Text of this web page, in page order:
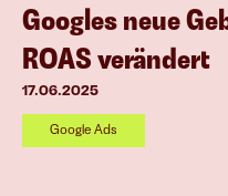
Googles neue
ROAS verändert
17.06.2025
Google Ads